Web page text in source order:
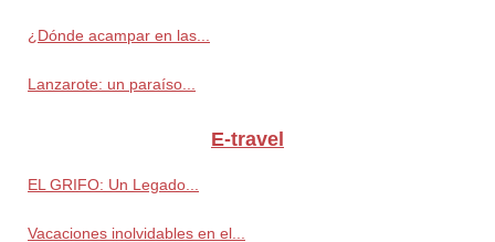
¿Dónde acampar en las...
Lanzarote: un paraíso...
E-travel
EL GRIFO: Un Legado...
Vacaciones inolvidables en el...